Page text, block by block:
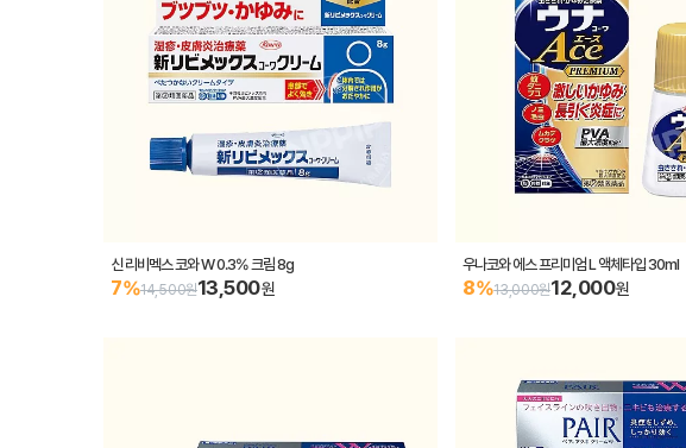
신 리비멕스 코와 W 0.3% 크림 8g
7%14,500원13,500원
우나코와 에스 프리미엄 L 액체타입 30ml
8%13,000원12,000원